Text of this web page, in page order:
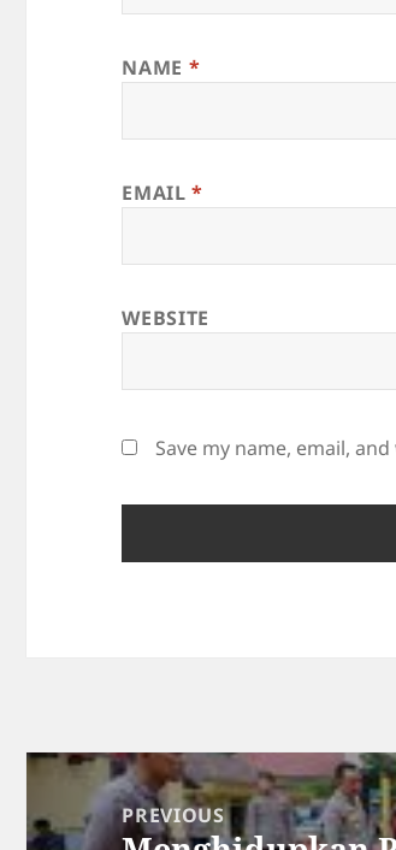
NAME *
EMAIL*
WEBSITE
Save my name, email,
Post
navigationPREVIOUS